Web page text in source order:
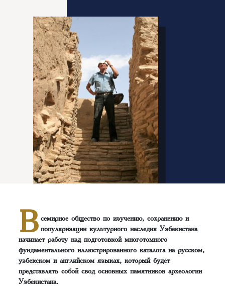
В семирное общество по изучению, сохранению и
популяризации культурного наследия Узбекистана
начинает работу над подготовкой многотомного
фундаментального иллюстрированного каталога на русском,
узбекском и английском языках, который будет
представлять собой свод основных памятников археологии
Узбекистана.